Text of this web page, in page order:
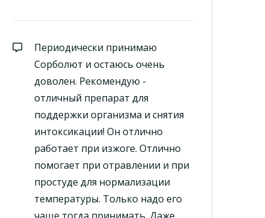
Периодически принимаю
Сорболют и остаюсь очень
доволен. Рекомендую -
отличный препарат для
поддержки организма и снятия
интоксикации! Он отлично
работает при изжоге. Отлично
помогает при отравлении и при
простуде для нормализации
температуры. Только надо его